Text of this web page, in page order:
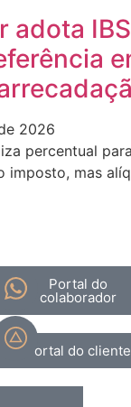
adota
2026
percentual para
imposto, mas
Portal do
colaborador
Portal do cliente